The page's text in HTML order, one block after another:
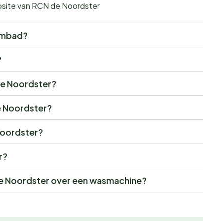
van RCN de Noordster
Noordster?
Noordster?
Noordster over een wasmachine?